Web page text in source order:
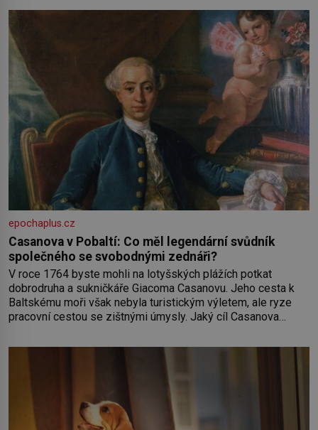
práce a hlavně klid. Hned po studiích jsem odešla z rodného
epochaplus.cz
Casanova v Pobaltí: Co měl legendární svůdník
společného se svobodnými zednáři?
V roce 1764 byste mohli na lotyšských plážích potkat
dobrodruha a sukničkáře Giacoma Casanovu. Jeho cesta k
Baltskému moři však nebyla turistickým výletem, ale ryze
pracovní cestou se zištnými úmysly. Jaký cíl Casanova
Rigy? Casanova v Pobaltí kontaktoval tamní zednářské lóže.
Nebyl v této oblasti žádným nováčkem, protože do